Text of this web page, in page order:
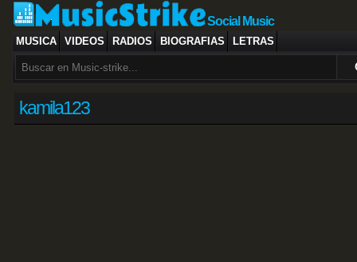
Social Music
MUSICA VIDEOS RADIOS BIOGRAFIAS LETRAS
kamila123